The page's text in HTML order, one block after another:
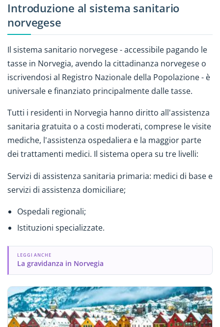
Introduzione al sistema sanitario
norvegese
Il sistema sanitario norvegese - accessibile pagando le
tasse in Norvegia, avendo la cittadinanza norvegese o
iscrivendosi al Registro Nazionale della Popolazione - è
universale e finanziato principalmente dalle tasse.
Tutti i residenti in Norvegia hanno diritto all'assistenza
sanitaria gratuita o a costi moderati, comprese le visite
mediche, l'assistenza ospedaliera e la maggior parte
dei trattamenti medici. Il sistema opera su tre livelli:
Servizi di assistenza sanitaria primaria: medici di base e
servizi di assistenza domiciliare;
Ospedali regionali;
Istituzioni specializzate.
LEGGI ANCHE
La gravidanza in Norvegia